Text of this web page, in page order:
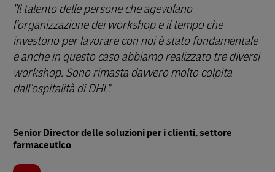
"Il talento delle persone che agevolano
l’organizzazione dei workshop e il tempo che
investono per lavorare con noi è stato fondamentale
e anche in questo caso abbiamo realizzato tre diversi
workshop. Sono rimasta davvero molto colpita
dall’ospitalità di DHL".
Senior Director delle soluzioni per i clienti, settore
farmaceutico